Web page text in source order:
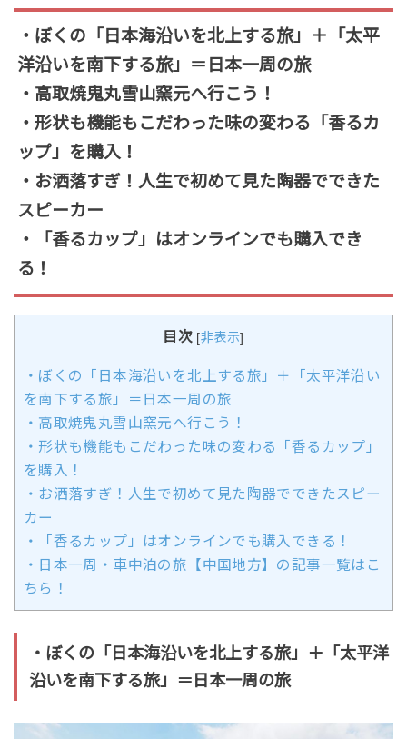
・ぼくの「日本海沿いを北上する旅」＋「太平
洋沿いを南下する旅」＝日本一周の旅
・高取焼鬼丸雪山窯元へ行こう！
・形状も機能もこだわった味の変わる「香るカ
ップ」を購入！
・お洒落すぎ！人生で初めて見た陶器でできた
スピーカー
・「香るカップ」はオンラインでも購入でき
る！
目次 [非表示]
・ぼくの「日本海沿いを北上する旅」＋「太平洋沿い
を南下する旅」＝日本一周の旅
・高取焼鬼丸雪山窯元へ行こう！
・形状も機能もこだわった味の変わる「香るカップ」
を購入！
・お洒落すぎ！人生で初めて見た陶器でできたスピー
カー
・「香るカップ」はオンラインでも購入できる！
・日本一周・車中泊の旅【中国地方】の記事一覧はこ
ちら！
・ぼくの「日本海沿いを北上する旅」＋「太平洋
沿いを南下する旅」＝日本一周の旅